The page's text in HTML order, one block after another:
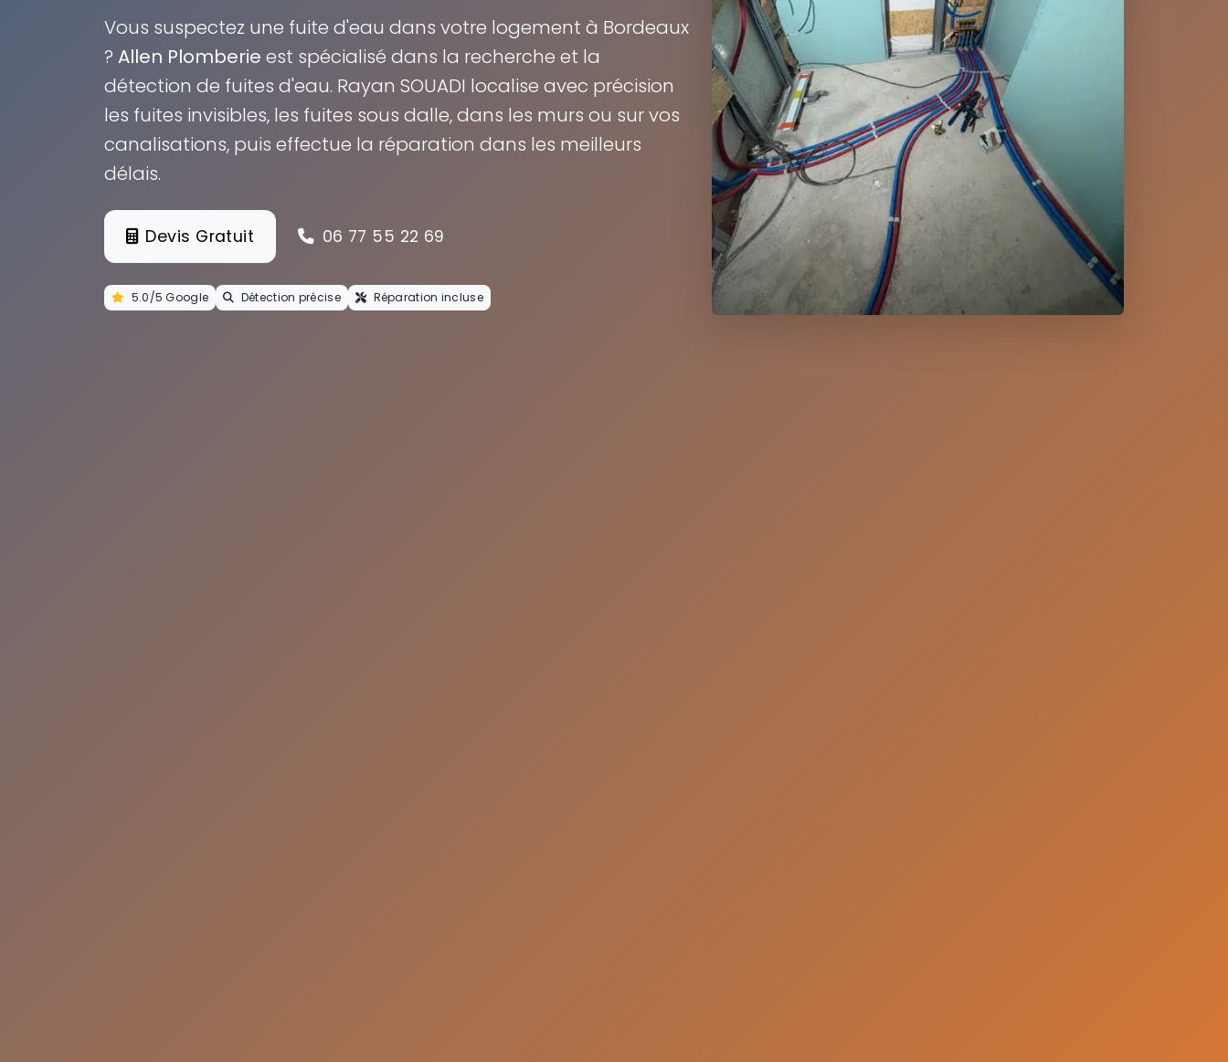
Vous suspectez une fuite d'eau dans votre logement à Bordeaux
? Allen Plomberie est spécialisé dans la recherche et la
détection de fuites d'eau. Rayan SOUADI localise avec précision
les fuites invisibles, les fuites sous dalle, dans les murs ou sur vos
canalisations, puis effectue la réparation dans les meilleurs
délais.
Devis Gratuit 06 77 55 22 69
5.0/5 Google Détection précise Réparation incluse